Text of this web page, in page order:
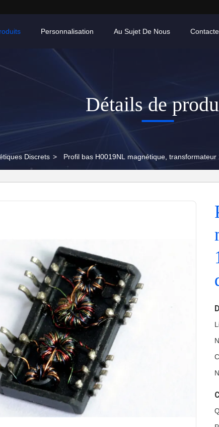
Au Sujet De Nous
Personnalisation
Détails de
Discrets > Profil bas H0019NL magnétique,